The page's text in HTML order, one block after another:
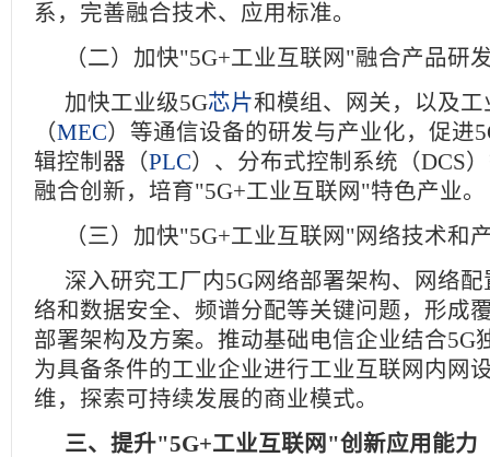
系，完善融合技术、应用标准。
（二）加快"5G+工业互联网"融合产品研
加快工业级5G芯片和模组、网关，以及
（MEC）等通信设备的研发与产业化，促进
辑控制器（PLC）、分布式控制系统（DCS
融合创新，培育"5G+工业互联网"特色产业。
（三）加快"5G+工业互联网"网络技术和
深入研究工厂内5G网络部署架构、网络
络和数据安全、频谱分配等关键问题，形成
部署架构及方案。推动基础电信企业结合5G
为具备条件的工业企业进行工业互联网内网
维，探索可持续发展的商业模式。
三、提升"5G+工业互联网"创新应用能力